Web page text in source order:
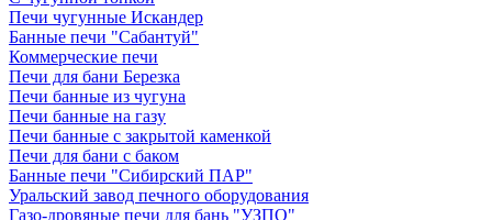
Печи чугунные Искандер
Банные печи "Сабантуй"
Коммерческие печи
Печи для бани Березка
Печи банные из чугуна
Печи банные на газу
Печи банные с закрытой каменкой
Печи для бани с баком
Банные печи "Сибирский ПАР"
Уральский завод печного оборудования
Газо-дровяные печи для бань "УЗПО"